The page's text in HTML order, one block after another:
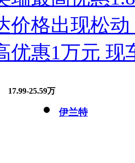
价格出现松
优惠1万元 现
17.99-25.59万
伊兰特